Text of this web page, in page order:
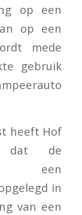
op een
op een
mede
gebruik
heeft Hof
dat de
een
in
van een